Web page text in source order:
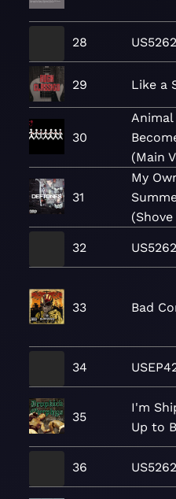
28
29 Like a
30
Animal
(Main
31
My
32
33 Bad
34
35
I'm
Up to
36